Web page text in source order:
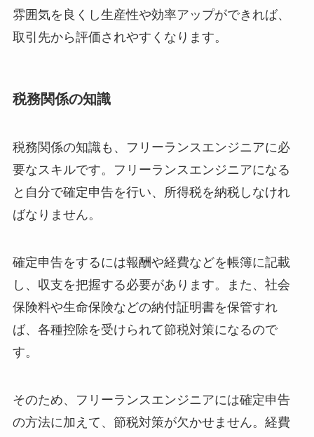
雰囲気を良くし生産性や効率アップができれば、
取引先から評価されやすくなります。
税務関係の知識
税務関係の知識も、フリーランスエンジニアに必
要なスキルです。フリーランスエンジニアになる
と自分で確定申告を行い、所得税を納税しなけれ
ばなりません。
確定申告をするには報酬や経費などを帳簿に記載
し、収支を把握する必要があります。また、社会
保険料や生命保険などの納付証明書を保管すれ
ば、各種控除を受けられて節税対策になるので
す。
そのため、フリーランスエンジニアには確定申告
の方法に加えて、節税対策が欠かせません。経費